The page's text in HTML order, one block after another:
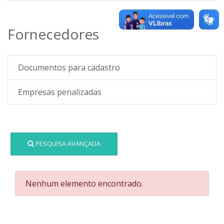
Fornecedores
Documentos para cadastro
Empresas penalizadas
PESQUISA AVANÇADA
Nenhum elemento encontrado.